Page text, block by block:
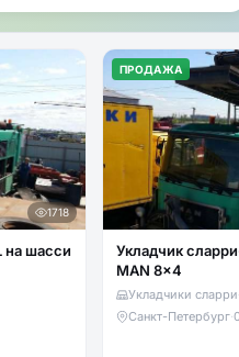
1718
на шасси
ПРОДАЖА
Укладчик
MAN 8x4
Укладчики
Санкт-Петербург·